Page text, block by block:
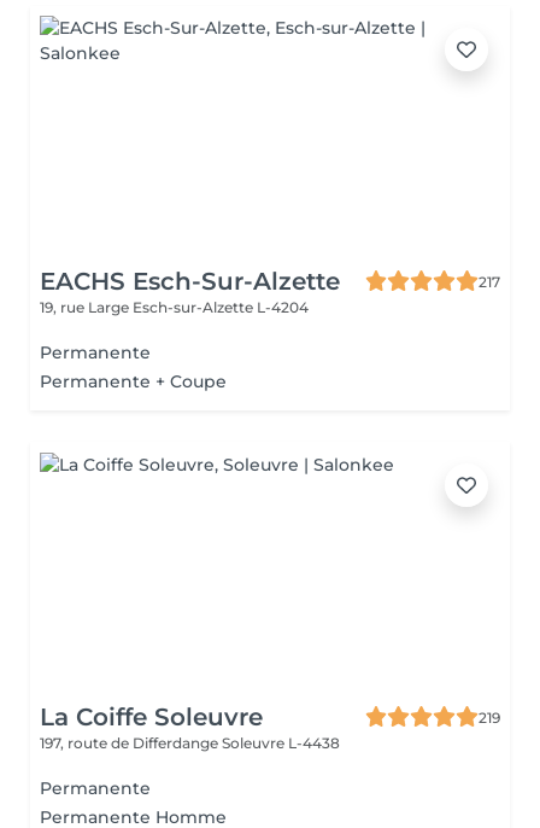
EACHS Esch-Sur-Alzette
217
19, rue Large Esch-sur-Alzette L-4204
Permanente
Permanente + Coupe
La Coiffe Soleuvre
219
197, route de Differdange Soleuvre L-4438
Permanente
Permanente Homme